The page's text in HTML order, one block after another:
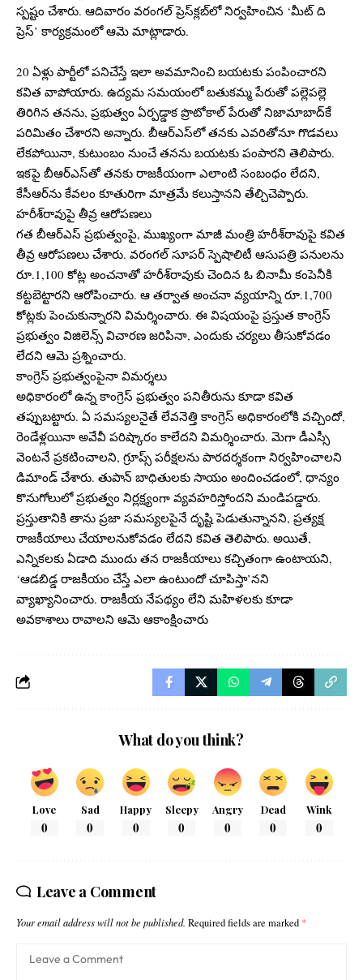
స్పష్టం చేశారు. ఆదివారం వరంగల్ ప్రెస్‌క్లబ్‌లో నిర్వహించిన ‘మీట్‌ ది
ప్రెస్‌’ కార్యక్రమంలో ఆమె మాట్లాడారు.
20 ఏళ్లు పార్టీలో పనిచేస్తే ఇలా అవమానించి బయటకు పంపించారని
కవిత వాపోయారు. ఉద్యమ సమయంలో బతుకమ్మ పేరుతో పల్లెపల్లె
తిరిగిన తనను, ప్రభుత్వం ఏర్పడ్డాక ప్రొటోకాల్ పేరుతో నిజామాబాద్‌కే
పరిమితం చేశారని అన్నారు. బీఆర్ఎస్‌లో తనకు ఎవరితోనూ గొడవలు
లేకపోయినా, కుటుంబం నుంచే తనను బయటకు పంపారని తెలిపారు.
ఇకపై బీఆర్ఎస్‌తో తనకు రాజకీయంగా ఎలాంటి సంబంధం లేదని,
కేసీఆర్‌ను కేవలం కూతురిగా మాత్రమే కలుస్తానని తేల్చిచెప్పారు.
హరీశ్‌రావుపై తీవ్ర ఆరోపణలు
గత బీఆర్ఎస్ ప్రభుత్వంపై, ముఖ్యంగా మాజీ మంత్రి హరీశ్‌రావుపై కవిత
తీవ్ర ఆరోపణలు చేశారు. వరంగల్ సూపర్ స్పెషాలిటీ ఆసుపత్రి పనులను
రూ.1,100 కోట్ల అంచనాతో హరీశ్‌రావుకు చెందిన ఓ బినామీ కంపెనీకి
కట్టబెట్టారని ఆరోపించారు. ఆ తర్వాత అంచనా వ్యయాన్ని రూ.1,700
కోట్లకు పెంచుకున్నారని విమర్శించారు. ఈ విషయంపై ప్రస్తుత కాంగ్రెస్
ప్రభుత్వం విజిలెన్స్ విచారణ జరిపినా, ఎందుకు చర్యలు తీసుకోవడం
లేదని ఆమె ప్రశ్నించారు.
కాంగ్రెస్ ప్రభుత్వంపైనా విమర్శలు
అధికారంలో ఉన్న కాంగ్రెస్ ప్రభుత్వం పనితీరును కూడా కవిత
తప్పుబట్టారు. ఏ సమస్యలనైతే లేవనెత్తి కాంగ్రెస్ అధికారంలోకి వచ్చిందో,
రెండేళ్లయినా అవేవీ పరిష్కారం కాలేదని విమర్శించారు. మెగా డీఎస్సీ
వెంటనే ప్రకటించాలని, గ్రూప్స్ పరీక్షలను పారదర్శకంగా నిర్వహించాలని
డిమాండ్ చేశారు. తుపాన్ బాధితులకు సాయం అందించడంలో, ధాన్యం
కొనుగోలులో ప్రభుత్వం నిర్లక్ష్యంగా వ్యవహరిస్తోందని మండిపడ్డారు.
ప్రస్తుతానికి తాను ప్రజా సమస్యలపైనే దృష్టి పెడుతున్నానని, ప్రత్యక్ష
రాజకీయాలు చేయాలనుకోవడం లేదని కవిత తెలిపారు. అయితే,
ఎన్నికలకు ఏడాది ముందు తన రాజకీయాలు కచ్చితంగా ఉంటాయని,
‘ఆడబిడ్డ రాజకీయం చేస్తే ఎలా ఉంటుందో చూపిస్తా’నని
వ్యాఖ్యానించారు. రాజకీయ నేపథ్యం లేని మహిళలకు కూడా
అవకాశాలు రావాలని ఆమె ఆకాంక్షించారు
What do you think?
Love
0
Sad
0
Happy
0
Sleepy
0
Angry
0
Dead
0
Wink
0
Leave a Comment
Your email address will not be published. Required fields are marked *